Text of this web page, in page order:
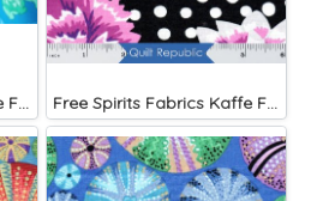
Free Spirits Fabrics Kaffe Fassette Collective Papaver Green Free Spirits Fabrics Kaffe Fassette Collective Blooms Black